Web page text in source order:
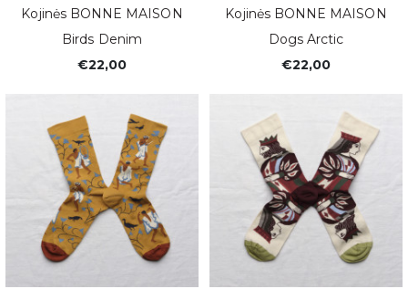
Kojinės BONNE MAISON
Birds Denim
€22,00
Kojinės BONNE MAISON
Dogs Arctic
€22,00